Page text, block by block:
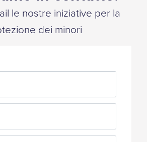
le nostre iniziative per la
dei minori